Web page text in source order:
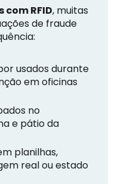
com RFID, muitas
de fraude
usados durante
em oficinas
no
e pátio da
planilhas,
real ou estado